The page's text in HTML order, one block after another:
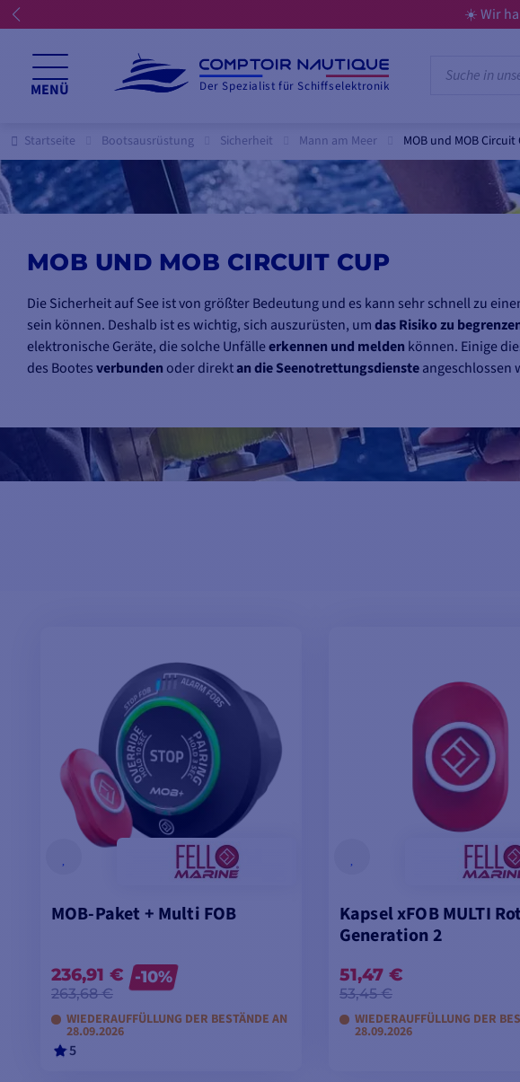
☀️ Wir
MENÜ Der Spezialist für Schiffselektronik
Startseite Bootsausrüstung Sicherheit Mann am Meer MOB und MOB Circuit
MOB UND MOB CIRCUIT CUP
Die Sicherheit auf See ist von größter Bedeutung und es kann sehr schnell zu
sein können. Deshalb ist es wichtig, sich auszurüsten, umdas Risiko zu
elektronische Geräte, die solche Unfälleerkennen und melden können. Einige
des Bootesverbundenoder direktan die Seenotrettungsdiensteangeschlossen
MOB-Paket + Multi FOB
236,91 €
263,68 €
-10%
WIEDERAUFFÜLLUNG DER BESTÄNDE AN
28.09.2026
5
Kapsel xFOB MULTI Rot
Generation 2
51,47 €
53,45 €
WIEDERAUFFÜLLUNG DER
28.09.2026